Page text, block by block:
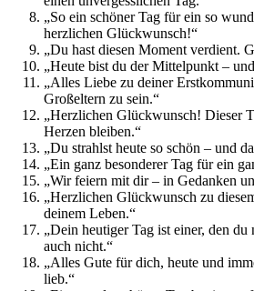
„So ein schöner Tag für ein so
herzlichen Glückwunsch!“
„Du hast diesen Moment verdient.
„Heute bist du der Mittelpunkt –
„Alles Liebe zu deiner
Großeltern zu sein.“
„Herzlichen Glückwunsch! Dieser
Herzen bleiben.“
„Du strahlst heute so schön – und
„Ein ganz besonderer Tag für ein
„Wir feiern mit dir – in Gedanken
„Herzlichen Glückwunsch zu
deinem Leben.“
„Dein heutiger Tag ist einer, den
auch nicht.“
„Alles Gute für dich, heute und
lieb.“